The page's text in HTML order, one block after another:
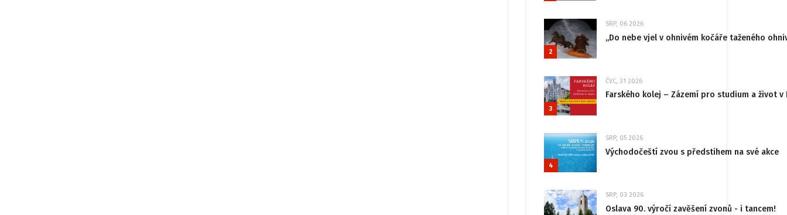
2
SRP, 06 2026
„Do nebe vjel v ohnivém kočáře taženého
3
ČVC, 31 2026
Farského kolej – Zázemí pro studium a život v
4
SRP, 05 2026
Východočeští zvou s předstihem na své akce
SRP, 03 2026
Oslava 90. výročí zavěšení zvonů - i tancem!